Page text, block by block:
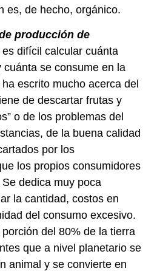
es, de hecho, orgánico.
producción de
es difícil calcular cuánta
se consume en la
escrito mucho acerca del
de descartar frutas y
o de los problemas del
de la buena calidad
por los
los propios consumidores
dedica muy poca
la cantidad, costos en
del consumo excesivo.
del 80% de la tierra
que a nivel planetario se
animal y se convierte en